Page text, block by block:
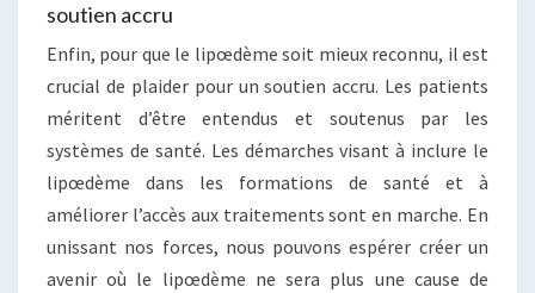
soutien accru
Enfin, pour que le lipœdème soit mieux reconnu, il est
crucial de plaider pour un soutien accru. Les patients
méritent d’être entendus et soutenus par les
systèmes de santé. Les démarches visant à inclure le
lipœdème dans les formations de santé et à
améliorer l’accès aux traitements sont en marche. En
unissant nos forces, nous pouvons espérer créer un
avenir où le lipœdème ne sera plus une cause de